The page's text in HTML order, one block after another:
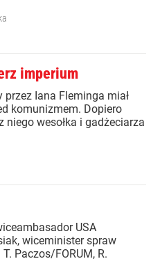
imperium
Iana Fleminga miał
komunizmem. Dopiero
wesołka i gadżeciarza
USA
wiceminister spraw
Paczos/FORUM, R.